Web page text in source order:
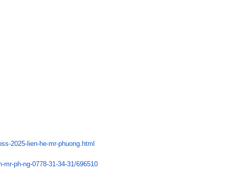
2025-lien-he-mr-phuong. html
mr-ph-ng-0778-31-34-31/696510